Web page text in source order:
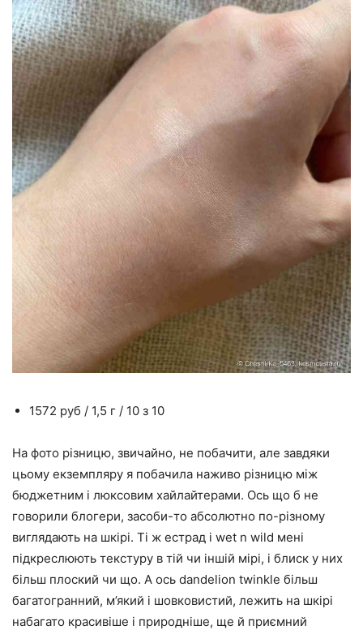
1572 руб / 1,5 г / 10 з 10
На фото різницю, звичайно, не побачити, але завдяки
цьому екземпляру я побачила наживо різницю між
бюджетним і люксовим хайлайтерами. Ось що б не
говорили блогери, засоби-то абсолютно по-різному
виглядають на шкірі. Ті ж естрад і wet n wild мені
підкреслюють текстуру в тій чи іншій мірі, і блиск у них
більш плоский чи що. А ось dandelion twinkle більш
багатогранний, м’який і шовковистий, лежить на шкірі
набагато красивіше і природніше, ще й приємний